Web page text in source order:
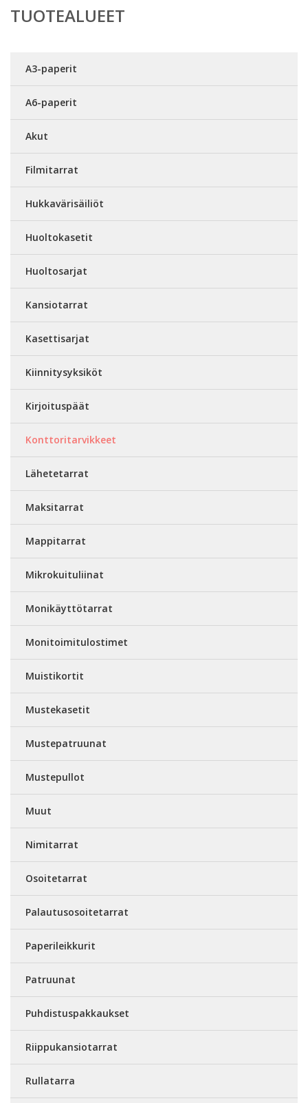
TUOTEALUEET
A3-paperit
A6-paperit
Akut
Filmitarrat
Hukkavärisäiliöt
Huoltokasetit
Huoltosarjat
Kansiotarrat
Kasettisarjat
Kiinnitysyksiköt
Kirjoituspäät
Konttoritarvikkeet
Lähetetarrat
Maksitarrat
Mappitarrat
Mikrokuituliinat
Monikäyttötarrat
Monitoimitulostimet
Muistikortit
Mustekasetit
Mustepatruunat
Mustepullot
Muut
Nimitarrat
Osoitetarrat
Palautusosoitetarrat
Paperileikkurit
Patruunat
Puhdistuspakkaukset
Riippukansiotarrat
Rullatarra